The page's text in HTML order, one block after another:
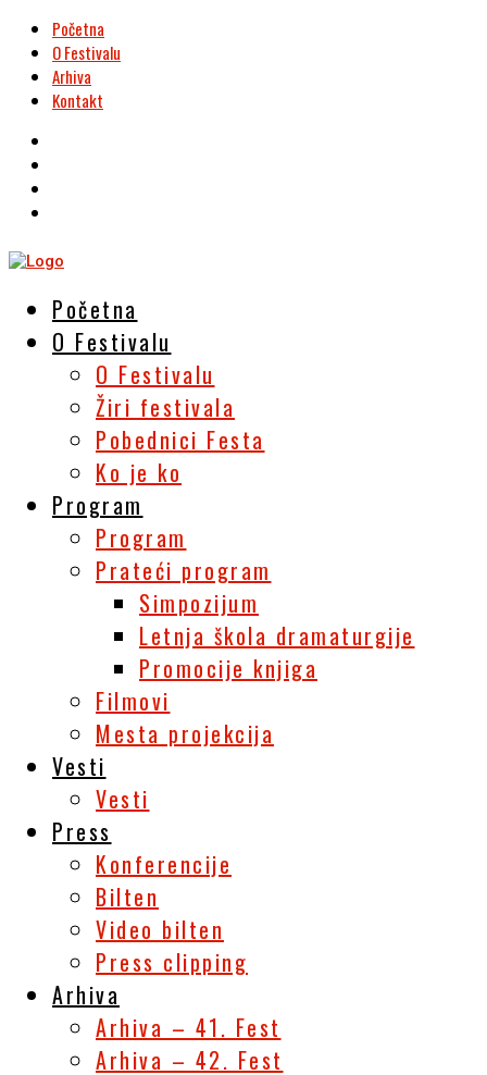
Početna
O Festivalu
Arhiva
Kontakt
Početna
O Festivalu
O Festivalu
Žiri festivala
Pobednici Festa
Ko je ko
Program
Program
Prateći program
Simpozijum
Letnja škola dramaturgije
Promocije knjiga
Filmovi
Mesta projekcija
Vesti
Vesti
Press
Konferencije
Bilten
Video bilten
Press clipping
Arhiva
Arhiva – 41. Fest
Arhiva – 42. Fest